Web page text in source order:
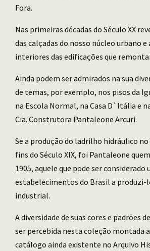
Fora.
Nas primeiras décadas do Século XX
das calçadas do nosso núcleo urbano
interiores das edificações que
Ainda podem ser admirados na sua
de temas, por exemplo, nos pisos da
na Escola Normal, na Casa D`Itália e
Cia. Construtora Pantaleone Arcuri.
Se a produção do ladrilho hidráulico
fins do Século XIX, foi Pantaleone
1905, aquele que pode ser
estabelecimentos do Brasil a produzi-
industrial.
A diversidade de suas cores e padrões
ser percebida nesta coleção montada
catálogo ainda existente no Arquivo